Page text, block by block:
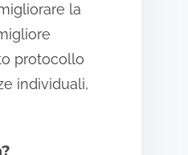
la
protocollo
individuali,